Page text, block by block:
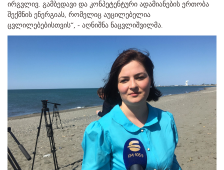
ირგვლივ. გამბედავი და კონპეტენტური ადამიანების ერთობა
შექმნის ენერგიას, რომელიც აუცილებელია
ცვლილებებისთვის“, - აღნიშნა ნაცვლიშვილმა.